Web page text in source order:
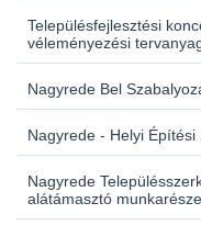
Településfejlesztési
véleményezési
Nagyrede Bel
Nagyrede - Helyi
Nagyrede
alátámasztó